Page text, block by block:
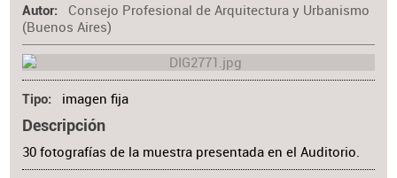
Autor
Consejo Profesional de Arquitectura y Urbanismo
(Buenos Aires)
Tipo imagen fija
Descripción
30 fotografías de la muestra presentada en el Auditorio.